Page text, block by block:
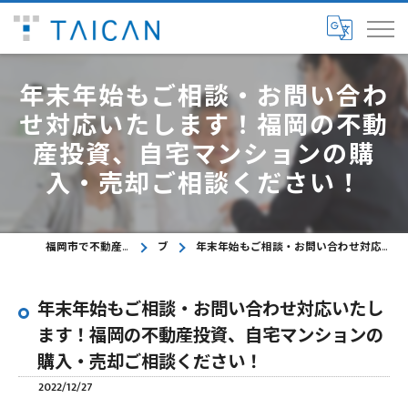
年末年始もご相談・お問い合わ
せ対応いたします！福岡の不動
産投資、自宅マンションの購
入・売却ご相談ください！
福岡市で不動産に関するご相談ならTAICAN株式会社 ブログ 年末年始もご相談・お問い合わせ対応いたします！福岡の不動産投資、自宅マンションの購入・売却ご相談ください！
年末年始もご相談・お問い合わせ対応いたし
ます！福岡の不動産投資、自宅マンションの
購入・売却ご相談ください！
2022/12/27